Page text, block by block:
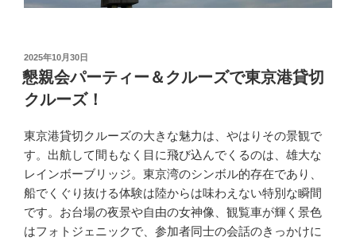
投
稿
日:
2025年10月30日
懇親会パーティー＆クルーズで東京港貸切
クルーズ！
東京港貸切クルーズの大きな魅力は、やはりその景観で
す。出航して間もなく目に飛び込んでくるのは、雄大な
レインボーブリッジ。東京湾のシンボル的存在であり、
船でくぐり抜ける体験は陸からは味わえない特別な瞬間
です。お台場の夜景や自由の女神像、観覧車が輝く景色
はフォトジェニックで、参加者同士の会話のきっかけに